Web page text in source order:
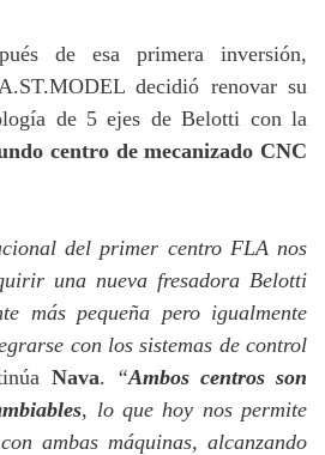
de esa primera inversión,
decidió renovar su
de 5 ejes de Belotti con la
centro de mecanizado CNC
del primer centro FLA nos
una nueva fresadora Belotti
más pequeña pero igualmente
con los sistemas de control
Nava. “Ambos centros son
, lo que hoy nos permite
ambas máquinas, alcanzando